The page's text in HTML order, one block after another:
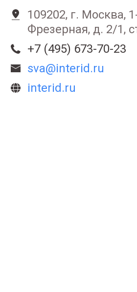
109202, г. Москва,
Фрезерная, д. 2/1,
+7 (495) 673-70-23
sva@interid.ru
interid.ru